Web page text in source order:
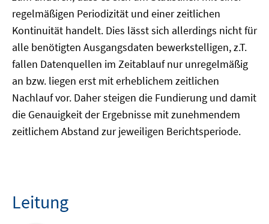
regelmäßigen Periodizität und einer zeitlichen
Kontinuität handelt. Dies lässt sich allerdings nicht für
alle benötigten Ausgangsdaten bewerkstelligen, z.T.
fallen Datenquellen im Zeitablauf nur unregelmäßig
an bzw. liegen erst mit erheblichem zeitlichen
Nachlauf vor. Daher steigen die Fundierung und damit
die Genauigkeit der Ergebnisse mit zunehmendem
zeitlichem Abstand zur jeweiligen Berichtsperiode.
Leitung